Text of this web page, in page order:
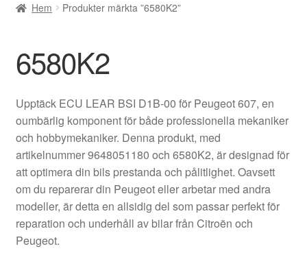
Betalningar
Integritetspolicy
Kolla upp
Kontakt
Mitt konto
Om oss
Hem Produkter märkta ”6580K2”
6580K2
Upptäck ECU LEAR BSI D1B-00 för Peugeot 607, en
oumbärlig komponent för både professionella mekaniker
och hobbymekaniker. Denna produkt, med
artikelnummer 9648051180 och 6580K2, är designad för
att optimera din bils prestanda och pålitlighet. Oavsett
om du reparerar din Peugeot eller arbetar med andra
modeller, är detta en allsidig del som passar perfekt för
reparation och underhåll av bilar från Citroën och
Peugeot.